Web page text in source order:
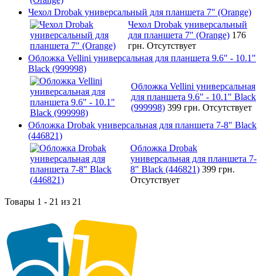
Чехол Drobak универсальный для планшета 7" (Orange)
Чехол Drobak универсальный
для планшета 7" (Orange) 176
грн. Отсутствует
Обложка Vellini универсальная для планшета 9.6" - 10.1"
Black (999998)
Обложка Vellini универсальная
для планшета 9.6" - 10.1" Black
(999998) 399 грн. Отсутствует
Обложка Drobak универсальная для планшета 7-8" Black
(446821)
Обложка Drobak
универсальная для планшета 7-
8" Black (446821) 399 грн.
Отсутствует
Товары 1 - 21 из 21